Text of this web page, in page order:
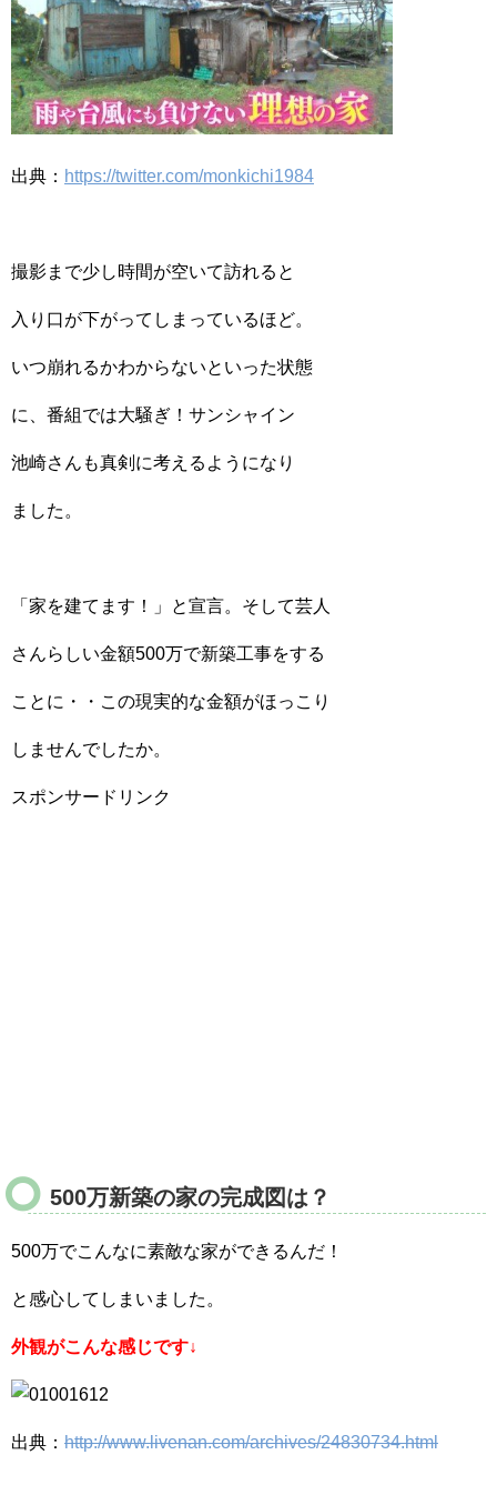
出典： https://twitter.com/monkichi1984
撮影まで少し時間が空いて訪れると
入り口が下がってしまっているほど。
いつ崩れるかわからないといった状態
に、番組では大騒ぎ！サンシャイン
池崎さんも真剣に考えるようになり
ました。
「家を建てます！」と宣言。そして芸人
さんらしい金額500万で新築工事をする
ことに・・この現実的な金額がほっこり
しませんでしたか。
スポンサードリンク
500万新築の家の完成図は？
500万でこんなに素敵な家ができるんだ！
と感心してしまいました。
外観がこんな感じです↓
出典： http://www.livenan.com/archives/24830734.html